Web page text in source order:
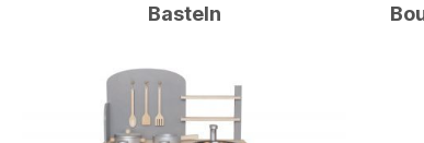
Basteln